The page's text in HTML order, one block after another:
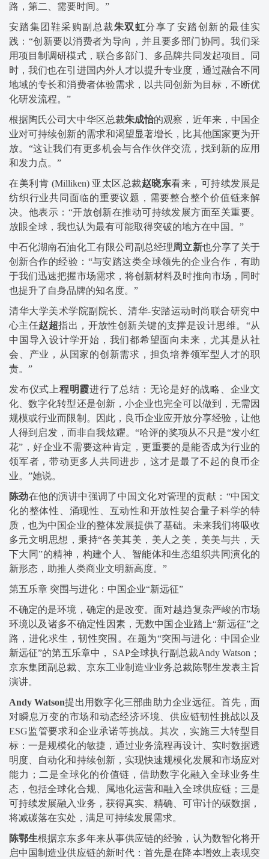
路，第二、需要时间。”
安踏集团鞋采购副总裁朱双虹分享了安踏创新的最佳实
践：“创新要以消费者为导向，并且要多部门协同。我们采
用项目制调研模式，联合多部门、多品牌共同发起项目。同
时，我们也在引进国内外人才以提升专业度，通过融合不同
地域的专长和消费者体验需求，以共同创新为目标，不断优
化研发流程。”
根据陶氏公司大中华区总裁朱成怡的观察，近年来，中国企
业对可持续创新的需求和渴望显著增长，比其他国家更为开
放。“这让我们有更多机会与合作伙伴交流，找到新的应用
和发力点。”
在美利肯 (Milliken) 亚太区总裁赵晓东看来，可持续发展是
纺织行业共同面临的重要议题，需要整合整个价值链来解
决。他表示：“开放创新在推动可持续发展方面至关重要。
放眼全球，我也认为最有可能取得突破的地方在中国。”
中石化湖南石油化工有限公司副总经理周立新也分享了关于
创新合作的经验：“与安踏这类全球领先的企业合作，有助
于我们迅速把握市场需求，将创新材料及时推向市场，同时
也提升了自身品牌的知名度。”
清华大学美术学院副院长、清华-安踏运动时尚联合研究中
心主任赵超指出，开放性创新关键的支撑是设计思维。“从
中国导入设计学开始，我们都希望面向未来，尤其是从社
会、产业，从国家的创新需求，担负培养领军型人才的职
责。”
发布仪式上程明霞进行了总结：无论是好的战略、企业文
化、数字化转型还是创新，小企业也完全可以做到，无需因
规模或行业而限制。因此，良币企业应开放分享经验，让他
人得到启发，而非自我炫耀。“哈评的奖项从不只是“发小红
花”，好企业不需要这种肯定，更重要的是能否成为行业的
领军者，带动更多人共同进步，这才是最了不起的良币企
业。”她说。
陈劲在他的演讲中强调了中国文化对管理的贡献：“中国文
化的整体性、涌现性、互动性和开放性契合量子科学的特
质，也为中国企业的整体发展提供了基础。未来我们将吸收
多元文明思想，秉持“各美其美，美人之美，美美与共，天
下大同”的精神，构建个人、智能体和生态组织共同演化的
新形态，助推人类商业文明新高度。”
第五乐章 突围与进化：中国企业“新远征”
不确定的是环境，确定的是改变。面对越趋复杂严峻的市场
环境以及诸多不确定性因素，无数中国企业踏上“新远征”之
路，进化求生，韧性突围。在题为“突围与进化：中国企业
新远征”的第五乐章中， SAP全球执行副总裁Andy Watson；
京东集团副总裁、京东工业制造业业务总裁陈鄂生发表主旨
演讲。
Andy Watson提出用数字化三部曲助力企业远征。首先，面
对瞬息万变的市场和动态经济环境、供应链韧性挑战以及
ESG监管要求和企业承诺等挑战。其次，实施三大转型目
标：一是规模化的敏捷，通过业务流程再设计、实时数据透
明度、自动化和持续创新，实现快速规模化发展和市场应对
能力；二是全球化的价值链，借助数字化融入全球业务生
态，包括全球化合规、属地化运营和融入全球供应链；三是
可持续发展融入业务，获得真实、精确、可审计的碳数据，
将减碳落在实处，满足可持续发展需求。
陈鄂生根据京东多年来从事供应链的经验，认为数智化将开
启中国制造业供应链的新时代：首先是在降本增效上表现突